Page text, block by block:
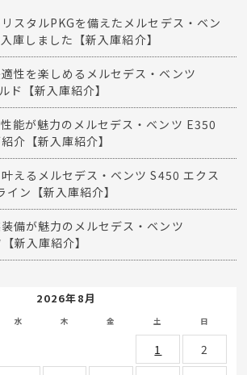
スタルPKGを備えたメルセデス・ベン
庫しました【新入庫紹介】
性を楽しめるメルセデス・ベンツ
ド【新入庫紹介】
能が魅力のメルセデス・ベンツ E350
介【新入庫紹介】
えるメルセデス・ベンツ S450 エクス
ン【新入庫紹介】
備が魅力のメルセデス・ベンツ
新入庫紹介】
2026年8月
水 木 金 土 日
1
2